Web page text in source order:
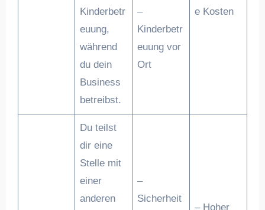
Kinderbetr
euung,
während
du dein
Business
betreibst.
–
Kinderbetr
euung vor
Ort
e Kosten
Du teilst
dir eine
Stelle mit
einer
anderen
–
Sicherheit
– Hoher